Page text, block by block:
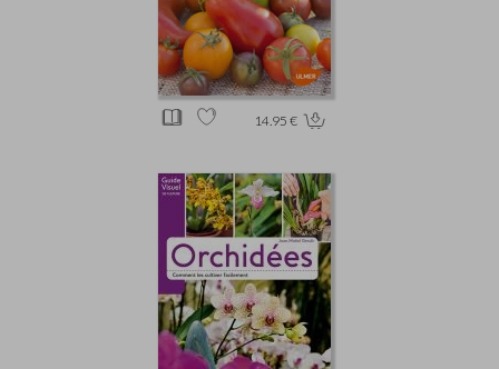
14.95 €